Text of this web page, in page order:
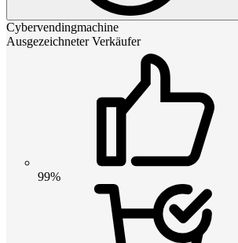
Cybervendingmachine
Ausgezeichneter Verkäufer
99%